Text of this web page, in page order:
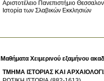
Αριστοτέλειο Πανεπιστήμιο
Ιστορία των Σλαβικών Εκκλησιών
Μαθήματα Χειμερινού εξαμήνου
ΤΜΗΜΑ ΙΣΤΟΡΙΑΣ ΚΑΙ